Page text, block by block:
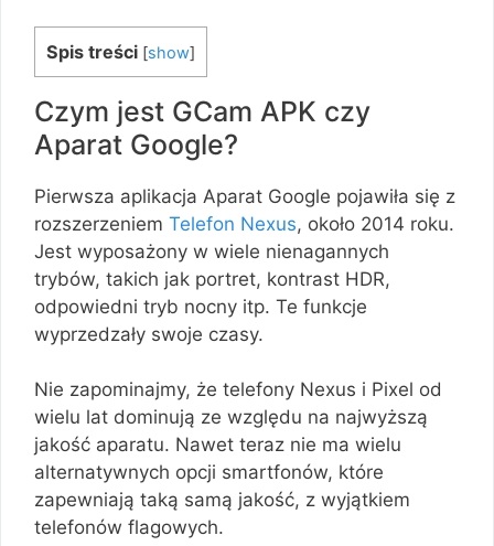
Spis treści [show]
Czym jest GCam APK czy
Aparat Google?
Pierwsza aplikacja Aparat Google pojawiła się z
rozszerzeniem Telefon Nexus, około 2014 roku.
Jest wyposażony w wiele nienagannych
trybów, takich jak portret, kontrast HDR,
odpowiedni tryb nocny itp. Te funkcje
wyprzedzały swoje czasy.
Nie zapominajmy, że telefony Nexus i Pixel od
wielu lat dominują ze względu na najwyższą
jakość aparatu. Nawet teraz nie ma wielu
alternatywnych opcji smartfonów, które
zapewniają taką samą jakość, z wyjątkiem
telefonów flagowych.